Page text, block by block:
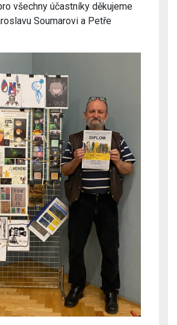
všechny účastníky děkujeme
Soumarovi a Petře